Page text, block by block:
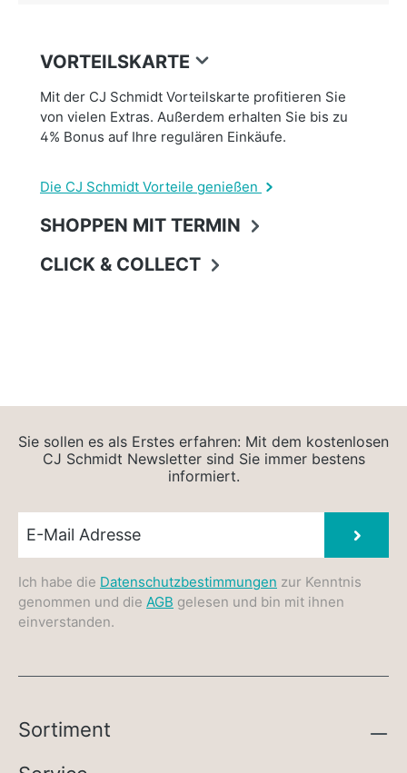
VORTEILSKARTE
Mit der CJ Schmidt Vorteilskarte profitieren Sie
von vielen Extras. Außerdem erhalten Sie bis zu
4% Bonus auf Ihre regulären Einkäufe.
Die CJ Schmidt Vorteile genießen
SHOPPEN MIT TERMIN
CLICK & COLLECT
Sie sollen es als Erstes erfahren: Mit dem kostenlosen
CJ Schmidt Newsletter sind Sie immer bestens
informiert.
Ich habe die Datenschutzbestimmungen zur Kenntnis
genommen und die AGB gelesen und bin mit ihnen
einverstanden.
Sortiment